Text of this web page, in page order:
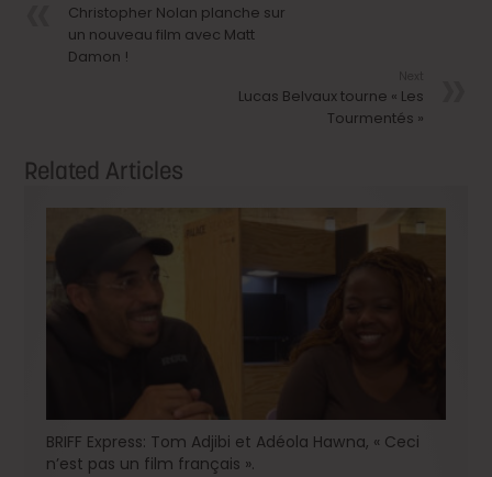
Christopher Nolan planche sur
un nouveau film avec Matt
Damon !
Lucas Belvaux tourne « Les
Tourmentés »
Related Articles
BRIFF Express: Tom Adjibi et Adéola Hawna, « Ceci
n’est pas un film français ».